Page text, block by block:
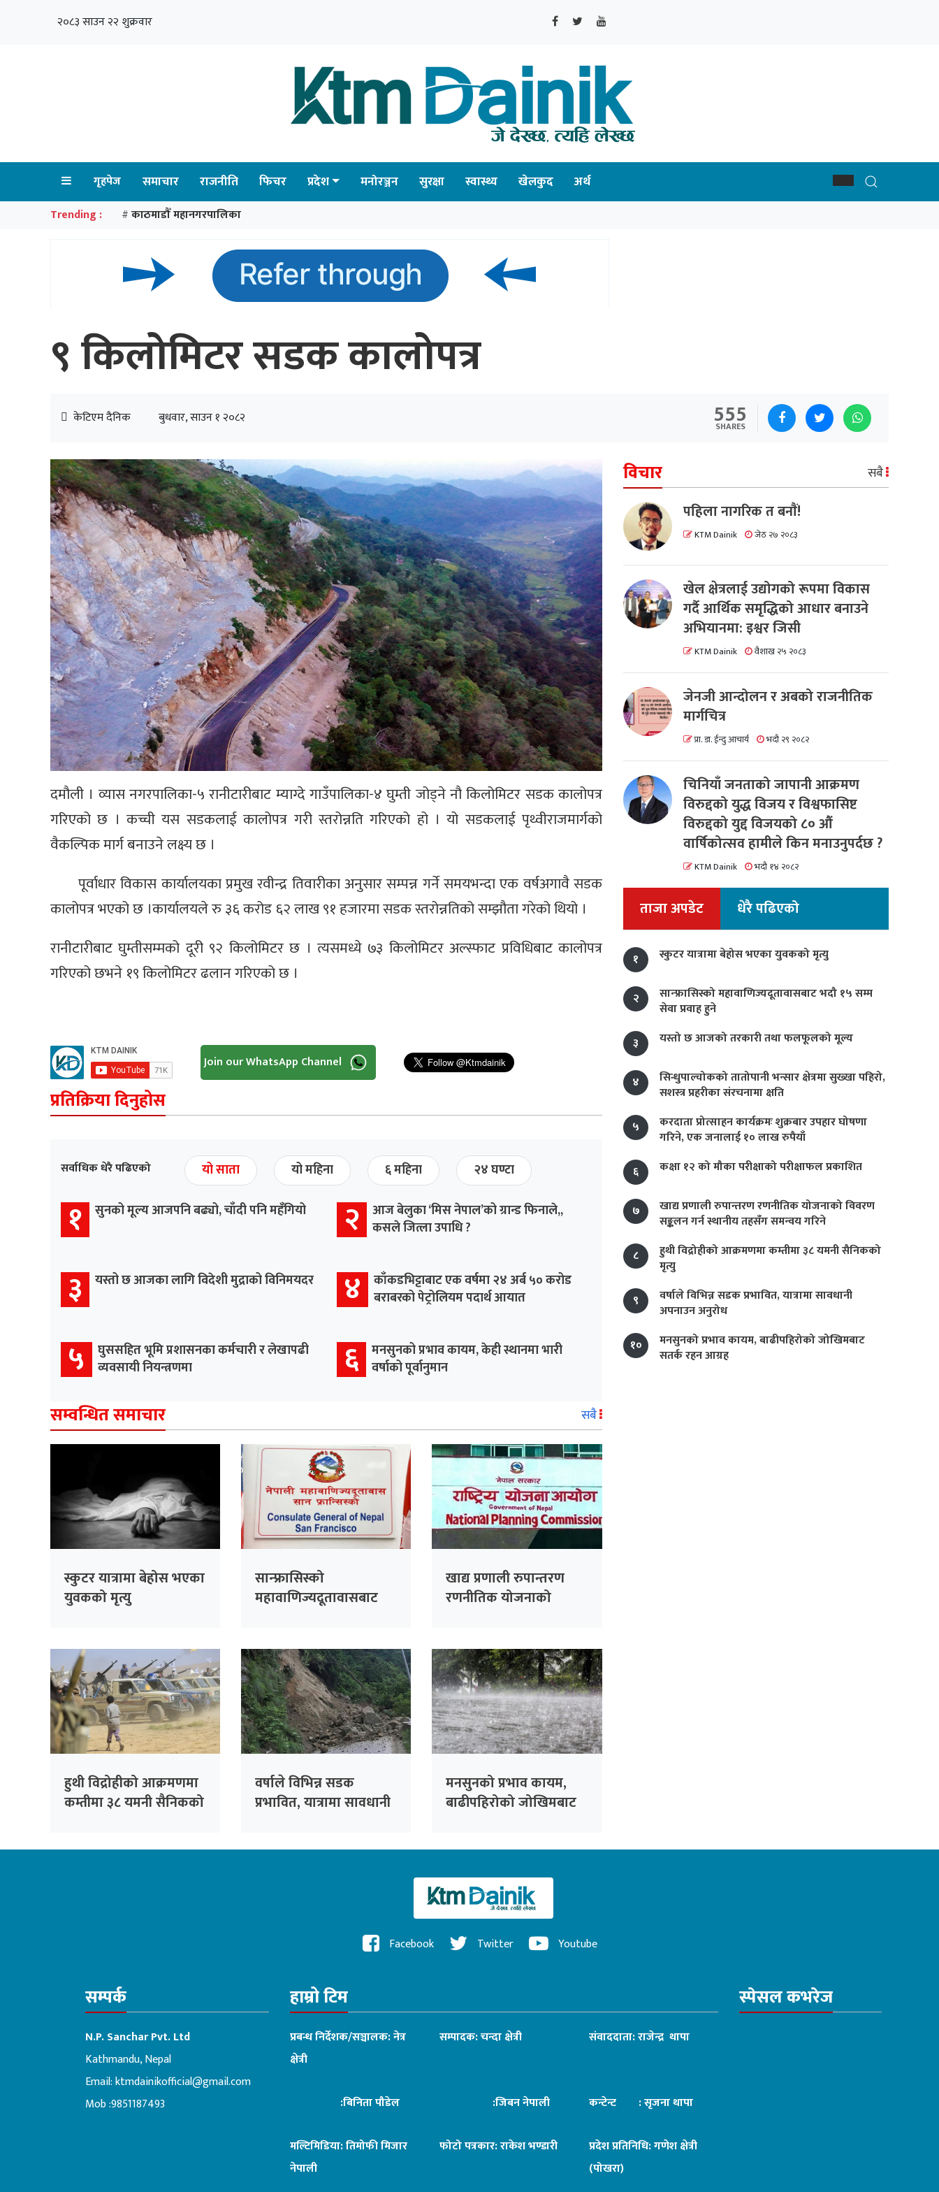
२०८३ साउन २२ शुक्रवार
गृहपेज समाचार राजनीति फिचर प्रदेश मनोरञ्जन सुरक्षा स्वास्थ्य खेलकुद अर्थ
Trending : # काठमाडौँ महानगरपालिका
९ किलोमिटर सडक कालोपत्र
केटिएम दैनिक बुधवार, साउन १ २०८२ 555
SHARES
दमौली । व्यास नगरपालिका-५ रानीटारीबाट म्याग्दे गाउँपालिका-४ घुम्ती जोड्ने नौ किलोमिटर सडक कालोपत्र
गरिएको छ । कच्ची यस सडकलाई कालोपत्र गरी स्तरोन्नति गरिएको हो । यो सडकलाई पृथ्वीराजमार्गको
वैकल्पिक मार्ग बनाउने लक्ष्य छ ।
पूर्वाधार विकास कार्यालयका प्रमुख रवीन्द्र तिवारीका अनुसार सम्पन्न गर्ने समयभन्दा एक वर्षअगावै सडक
कालोपत्र भएको छ ।कार्यालयले रु ३६ करोड ६२ लाख ९१ हजारमा सडक स्तरोन्नतिको सम्झौता गरेको थियो ।
रानीटारीबाट घुम्तीसम्मको दूरी ९‍२ किलोमिटर छ । त्यसमध्ये ७‍३ किलोमिटर अल्स्फाट प्रविधिबाट कालोपत्र
गरिएको छभने १‍९ किलोमिटर ढलान गरिएको छ ।
Join our WhatsApp Channel
प्रतिक्रिया दिनुहोस
सर्वाधिक धेरै पढिएको यो साता यो महिना ६ महिना २४ घण्टा
१ सुनको मूल्य आजपनि बढ्यो, चाँदी पनि महँगियो २ आज बेलुका ‘मिस नेपाल’को ग्रान्ड फिनाले,,
कसले जित्ला उपाधि ?
३ यस्तो छ आजका लागि विदेशी मुद्राको विनिमयदर ४ काँकडभिट्टाबाट एक वर्षमा २४ अर्ब ५० करोड
बराबरको पेट्रोलियम पदार्थ आयात
५ घुससहित भूमि प्रशासनका कर्मचारी र लेखापढी
व्यवसायी नियन्त्रणमा
६ मनसुनको प्रभाव कायम, केही स्थानमा भारी
वर्षाको पूर्वानुमान
सम्वन्धित समाचार सबै
स्कुटर यात्रामा बेहोस भएका
युवकको मृत्यु
सान्फ्रासिस्को
महावाणिज्यदूतावासबाट
खाद्य प्रणाली रुपान्तरण
रणनीतिक योजनाको
हुथी विद्रोहीको आक्रमणमा
कम्तीमा ३८ यमनी सैनिकको
वर्षाले विभिन्न सडक
प्रभावित, यात्रामा सावधानी
मनसुनको प्रभाव कायम,
बाढीपहिरोको जोखिमबाट
विचार सबै
पहिला नागरिक त बनाैं!
KTM Dainik जेठ २७ २०८३
खेल क्षेत्रलाई उद्योगको रूपमा विकास
गर्दै आर्थिक समृद्धिको आधार बनाउने
अभियानमा: इश्वर जिसी
KTM Dainik वैशाख २५ २०८३
जेनजी आन्दोलन र अबको राजनीतिक
मार्गचित्र
प्रा. डा. ईन्दु आचार्य भदौ २९ २०८२
चिनियाँ जनताको जापानी आक्रमण
विरुद्दको युद्ध विजय र विश्वफासिष्ट
विरुद्दको युद्द विजयको ८० औं
वार्षिकोत्सव हामीले किन मनाउनुपर्दछ ?
KTM Dainik भदौ १४ २०८२
ताजा अपडेट धेरै पढिएको
१ स्कुटर यात्रामा बेहोस भएका युवकको मृत्यु
२
सान्फ्रासिस्को महावाणिज्यदूतावासबाट भदौ १५ सम्म
सेवा प्रवाह हुने
३
यस्तो छ आजको तरकारी तथा फलफूलको मूल्य
४
सिन्धुपाल्चोकको तातोपानी भन्सार क्षेत्रमा सुख्खा पहिरो,
सशस्त्र प्रहरीका संरचनामा क्षति
५
करदाता प्रोत्साहन कार्यक्रमः शुक्रबार उपहार घोषणा
गरिने, एक जनालाई १० लाख रुपैयाँ
६
कक्षा १२ को मौका परीक्षाको परीक्षाफल प्रकाशित
७
खाद्य प्रणाली रुपान्तरण रणनीतिक योजनाको विवरण
सङ्कलन गर्न स्थानीय तहसँग समन्वय गरिने
८
हुथी विद्रोहीको आक्रमणमा कम्तीमा ३८ यमनी सैनिकको
मृत्यु
९
वर्षाले विभिन्न सडक प्रभावित, यात्रामा सावधानी
अपनाउन अनुरोध
१०
मनसुनको प्रभाव कायम, बाढीपहिरोको जोखिमबाट
सतर्क रहन आग्रह
Facebook Twitter Youtube
सम्पर्क
N.P. Sanchar Pvt. Ltd
Kathmandu, Nepal
Email:ktmdainikofficial@gmail.com
Mob :9851187493
हाम्रो टिम
प्रबन्ध निर्देशक/सञ्चालक: नेत्र
क्षेत्री
सम्पादक: चन्दा क्षेत्री संवाददाता: राजेन्द्र थापा
:बिनिता पौडेल :जिबन नेपाली कन्टेन्ट : सृजना थापा
मल्टिमिडिया: तिमोफी मिजार
नेपाली
फोटो पत्रकार: राकेश भण्डारी
प्रदेश प्रतिनिधि: गणेश क्षेत्री
(पोखरा)
स्पेसल कभरेज